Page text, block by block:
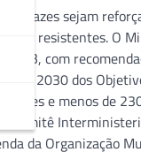
eficazes sejam
resistentes. O
TB, com
2030 dos
e menos de
da Organização